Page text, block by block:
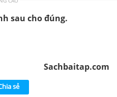
sau cho đúng.
Sachbaitap.com
sẻ